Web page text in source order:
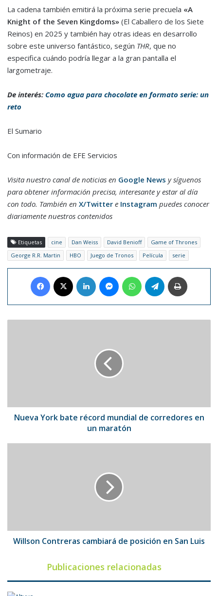
La cadena también emitirá la próxima serie precuela «A
Knight of the Seven Kingdoms» (El Caballero de los Siete
Reinos) en 2025 y también hay otras ideas en desarrollo
sobre este universo fantástico, según THR, que no
especifica cuándo podría llegar a la gran pantalla el
largometraje.
De interés: Como agua para chocolate en formato serie: un
reto
El Sumario
Con información de EFE Servicios
Visita nuestro canal de noticias en Google News y síguenos
para obtener información precisa, interesante y estar al día
con todo. También en X/Twitter e Instagram puedes conocer
diariamente nuestros contenidos
Etiquetas cine Dan Weiss David Benioff
Game of Thrones
George R.R. Martin
HBO Juego de Tronos Película serie
Facebook LinkedIn MessengerWhatsAppTelegram
un
maratón
Nueva York bate récord mundial de corredores en
un maratón
Willson Contreras cambiará de posición en San Luis
Publicaciones relacionadas